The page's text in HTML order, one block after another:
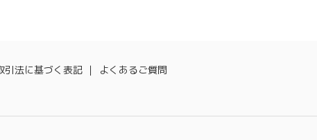
引法に基づく表記
よくあるご質問